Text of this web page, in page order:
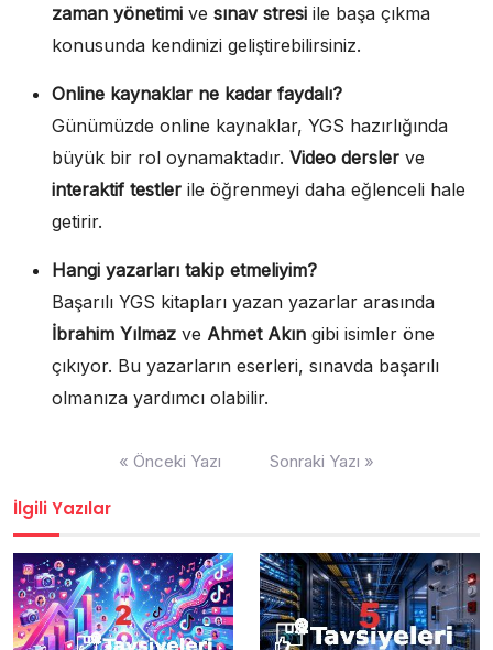
zaman yönetimi ve sınav stresi ile başa çıkma
konusunda kendinizi geliştirebilirsiniz.
Online kaynaklar ne kadar faydalı?
Günümüzde online kaynaklar, YGS hazırlığında
büyük bir rol oynamaktadır. Video dersler ve
interaktif testler ile öğrenmeyi daha eğlenceli hale
getirir.
Hangi yazarları takip etmeliyim?
Başarılı YGS kitapları yazan yazarlar arasında
İbrahim Yılmaz ve Ahmet Akın gibi isimler öne
çıkıyor. Bu yazarların eserleri, sınavda başarılı
olmanıza yardımcı olabilir.
« Önceki Yazı Sonraki Yazı »
İlgili Yazılar